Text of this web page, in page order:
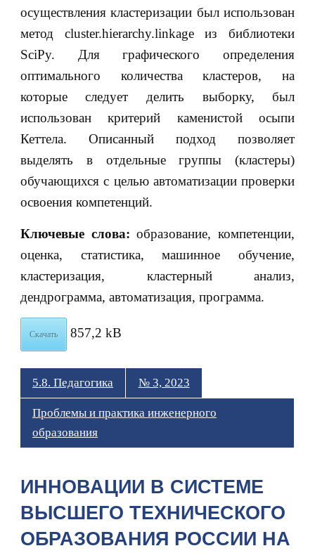
осуществления кластеризации был использован
метод cluster.hierarchy.linkage из библиотеки
SciPy. Для графического определения
оптимального количества кластеров, на
которые следует делить выборку, был
использован критерий каменистой осыпи
Кеттела. Описанный подход позволяет
выделять в отдельные группы (кластеры)
обучающихся с целью автоматизации проверки
освоения компетенций.
Ключевые слова:образование, компетенции,
оценка, статистика, машинное обучение,
кластеризация, кластерный анализ,
дендрограмма, автоматизация, программа.
Скачать 857,2 kB
5.8. Педагогика № 3, 2023
Проблемы и практика инженерного
образования
ИННОВАЦИИ В СИСТЕМЕ
ВЫСШЕГО ТЕХНИЧЕСКОГО
ОБРАЗОВАНИЯ РОССИИ НА